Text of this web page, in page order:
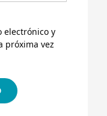
electrónico y
próxima vez